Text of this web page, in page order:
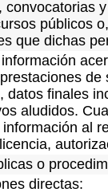
públicos
que dichas
datos finales
aludidos.
al
o
directas: